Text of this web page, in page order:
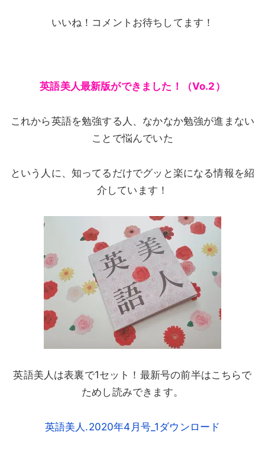
いいね！コメントお待ちしてます！
英語美人最新版ができました！（Vo.2）
これから英語を勉強する人、なかなか勉強が進まない
ことで悩んでいた
という人に、知ってるだけでグッと楽になる情報を紹
介しています！
英語美人は表裏で1セット！最新号の前半はこちらで
ためし読みできます。
英語美人.2020年4月号_1ダウンロード